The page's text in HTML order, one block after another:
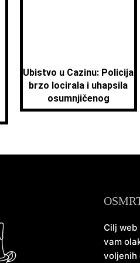
Ubistvo u Cazinu: Policija
brzo locirala i uhapsila
osumnjičenog
Cilj web
vam
voljenih